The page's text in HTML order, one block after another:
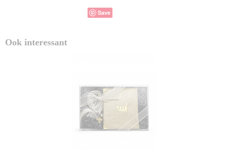
Save
Ook interessant